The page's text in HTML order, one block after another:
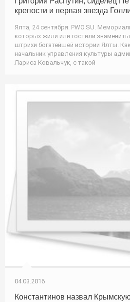
крепости и первая звезда
Ялта, 24 сентября. PWO.SU.
которых жили или гостили
штрихи богатейшей истории Ялты.
начальник управления культуры
Лариса Ковальчук, с такой
04.03.2016
Константинов назвал